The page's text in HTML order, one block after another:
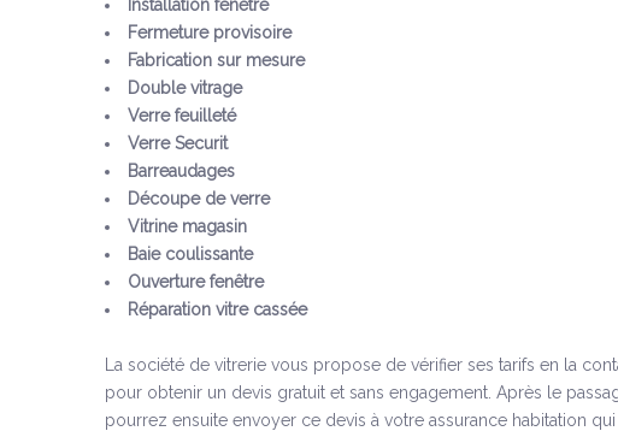
Installation fenêtre
Fermeture provisoire
Fabrication sur mesure
Double vitrage
Verre feuilleté
Verre Securit
Barreaudages
Découpe de verre
Vitrine magasin
Baie coulissante
Ouverture fenêtre
Réparation vitre cassée
La société de vitrerie vous propose de vérifier ses tarifs en la
pour obtenir un devis gratuit et sans engagement. Après le
pourrez ensuite envoyer ce devis à votre assurance habitation